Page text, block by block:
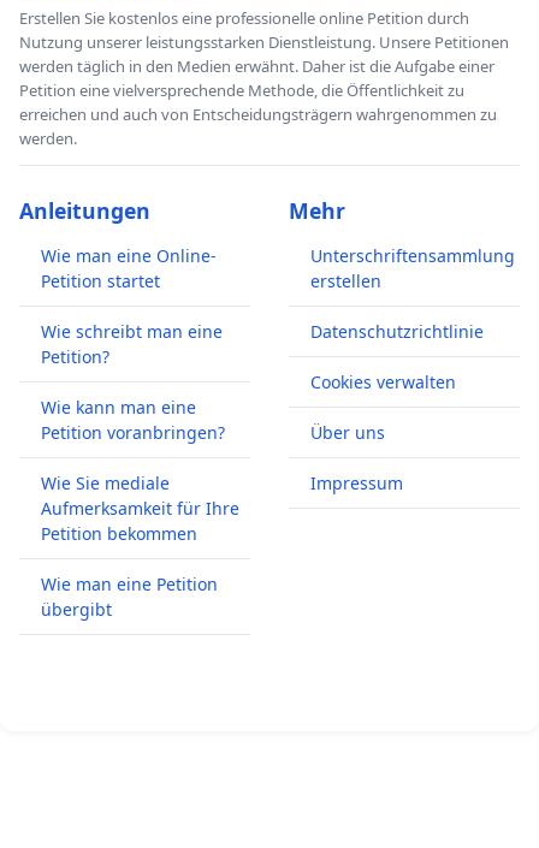
Erstellen Sie kostenlos eine professionelle online Petition durch
Nutzung unserer leistungsstarken Dienstleistung. Unsere Petitionen
werden täglich in den Medien erwähnt. Daher ist die Aufgabe einer
Petition eine vielversprechende Methode, die Öffentlichkeit zu
erreichen und auch von Entscheidungsträgern wahrgenommen zu
werden.
Anleitungen
Wie man eine Online-
Petition startet
Wie schreibt man eine
Petition?
Wie kann man eine
Petition voranbringen?
Wie Sie mediale
Aufmerksamkeit für Ihre
Petition bekommen
Wie man eine Petition
übergibt
Mehr
Unterschriftensammlung
erstellen
Datenschutzrichtlinie
Cookies verwalten
Über uns
Impressum